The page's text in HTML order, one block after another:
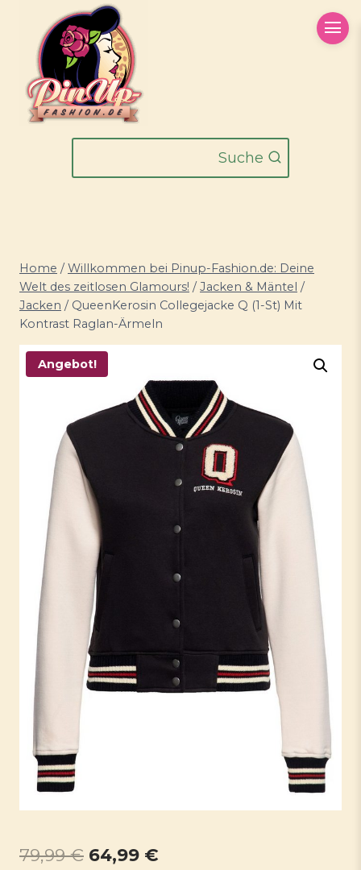
springen
Suche
Home / Willkommen bei Pinup-Fashion.de: Deine
Welt des zeitlosen Glamours! / Jacken & Mäntel /
Jacken / QueenKerosin Collegejacke Q (1-St) Mit
Kontrast Raglan-Ärmeln
Angebot!
79,99€ Ursprünglicher
64,99 €